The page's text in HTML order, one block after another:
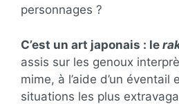
personnages ?
C’est un art japonais : le
assis sur les genoux
mime, à l’aide d’un éventail
situations les plus